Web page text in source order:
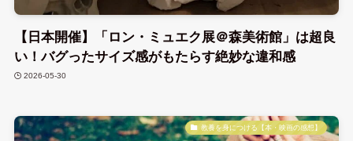
【日本開催】「ロン・ミュエク展＠森美術館」は超良
い！バグったサイズ感がもたらす絶妙な違和感
2026-05-30
教養を身につける【本・映画の感想】